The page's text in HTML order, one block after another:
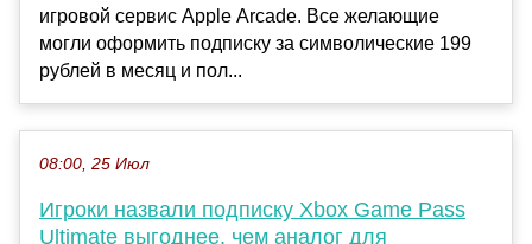
игровой сервис Apple Arcade. Все желающие
могли оформить подписку за символические 199
рублей в месяц и пол...
08:00, 25 Июл
Игроки назвали подписку Xbox Game Pass
Ultimate выгоднее, чем аналог для